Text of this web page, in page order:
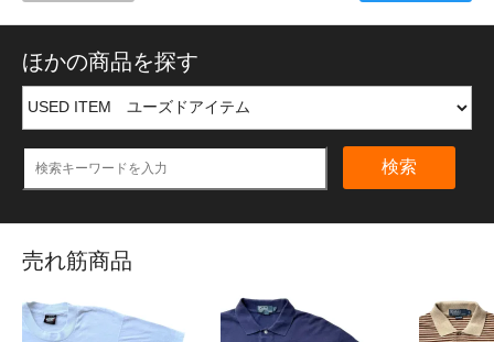
ほかの商品を探す
検索
売れ筋商品